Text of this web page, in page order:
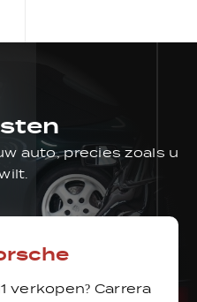
auto, precies zoals u
verkopen? Carrera